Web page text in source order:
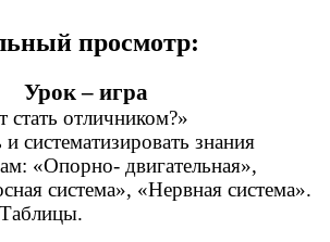
просмотр:
Урок – игра
стать отличником?»
систематизировать знания
«Опорно- двигательная»,
система», «Нервная система».
Таблицы.